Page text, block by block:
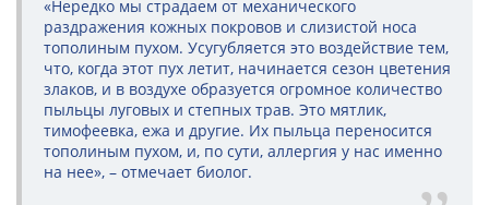
«Нередко мы страдаем от механического
раздражения кожных покровов и слизистой носа
тополиным пухом. Усугубляется это воздействие тем,
что, когда этот пух летит, начинается сезон цветения
злаков, и в воздухе образуется огромное количество
пыльцы луговых и степных трав. Это мятлик,
тимофеевка, ежа и другие. Их пыльца переносится
тополиным пухом, и, по сути, аллергия у нас именно
на нее», – отмечает биолог.